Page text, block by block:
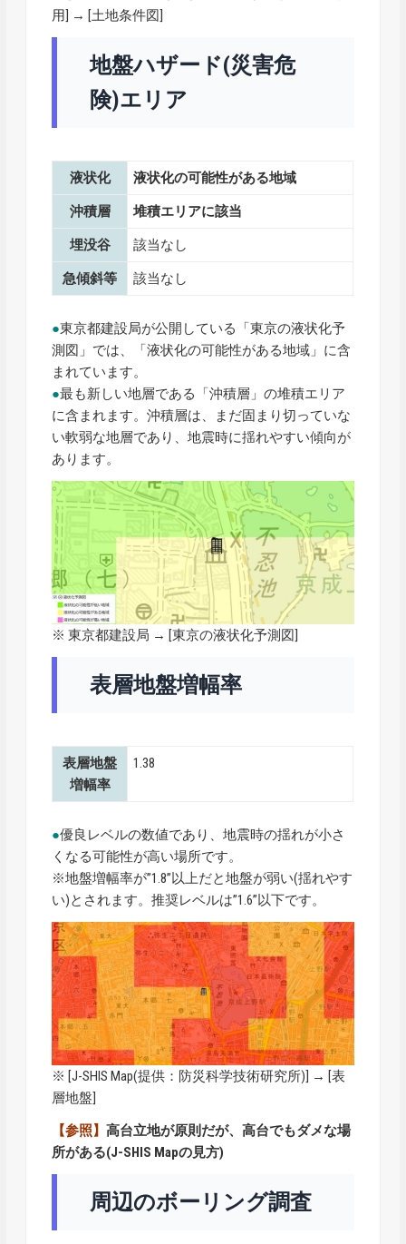
用] → [土地条件図]
地盤ハザード(災害危
険)エリア
液状化 液状化の可能性がある地域
沖積層 堆積エリアに該当
埋没谷 該当なし
急傾斜等 該当なし
●東京都建設局が公開している「東京の液状化予
測図」では、「液状化の可能性がある地域」に含
まれています。
●最も新しい地層である「沖積層」の堆積エリア
に含まれます。沖積層は、まだ固まり切っていな
い軟弱な地層であり、地震時に揺れやすい傾向が
あります。
※ 東京都建設局 → [東京の液状化予測図]
表層地盤増幅率
表層地盤
増幅率
1.38
●優良レベルの数値であり、地震時の揺れが小さ
くなる可能性が高い場所です。
※地盤増幅率が”1.8”以上だと地盤が弱い(揺れやす
い)とされます。推奨レベルは”1.6”以下です。
※ [J-SHIS Map(提供：防災科学技術研究所)] → [表
層地盤]
【参照】高台立地が原則だが、高台でもダメな場
所がある(J-SHIS Mapの見方)
周辺のボーリング調査